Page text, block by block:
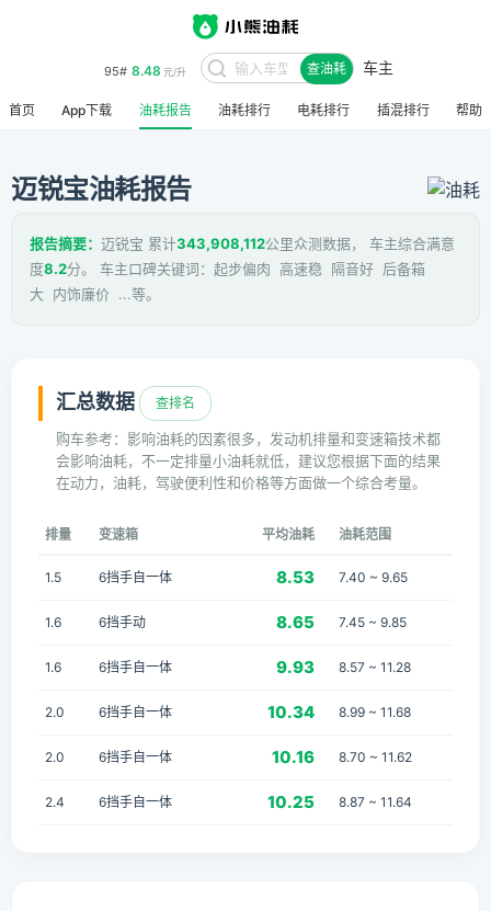
95# 8.48 元/升 查油耗 车主
首页 App下载 油耗报告 油耗排行 电耗排行 插混排行 帮助
迈锐宝油耗报告
报告摘要： 迈锐宝 累计343,908,112公里众测数据， 车主综合满意
度8.2分。 车主口碑关键词：起步偏肉 高速稳 隔音好 后备箱
大 内饰廉价 ...等。
汇总数据 查排名
购车参考：影响油耗的因素很多，发动机排量和变速箱技术都
会影响油耗，不一定排量小油耗就低，建议您根据下面的结果
在动力，油耗，驾驶便利性和价格等方面做一个综合考量。
排量 变速箱 平均油耗 油耗范围
1.5 6挡手自一体 8.53 7.40 ~ 9.65
1.6 6挡手动 8.65 7.45 ~ 9.85
1.6 6挡手自一体 9.93 8.57 ~ 11.28
2.0 6挡手自一体 10.34 8.99 ~ 11.68
2.0 6挡手自一体 10.16 8.70 ~ 11.62
2.4 6挡手自一体 10.25 8.87 ~ 11.64